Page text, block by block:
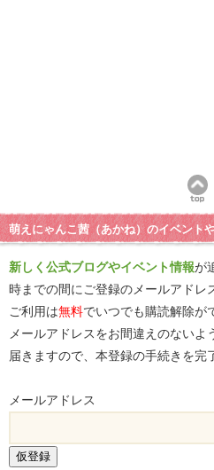
萌えにゃんこ茜（あかね）のイベント
新しく公式ブログやイベント情報が
時までの間にご登録のメールアドレ
ご利用は無料でいつでも購読解除が
メールアドレスをお間違えのないよ
届きますので、本登録の手続きを完
メールアドレス